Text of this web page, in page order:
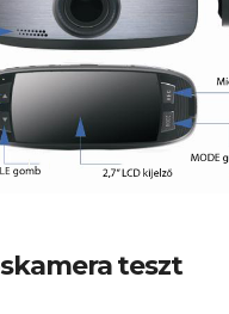
teszt